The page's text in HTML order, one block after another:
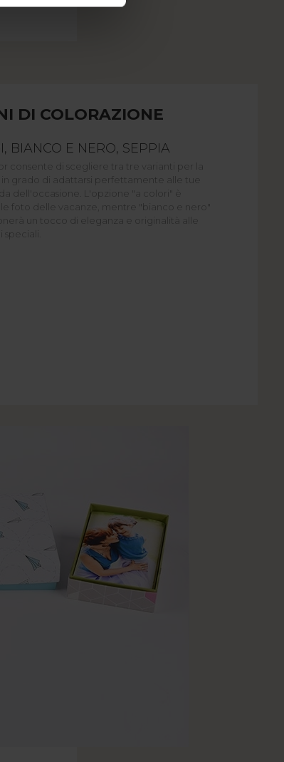
DI COLORAZIONE
BIANCO E NERO, SEPPIA
consente di scegliere tra tre varianti per la
in grado di adattarsi perfettamente alle tue
dell'occasione. L'opzione "a colori" è
foto delle vacanze, mentre "bianco e nero"
un tocco di eleganza e originalità alle